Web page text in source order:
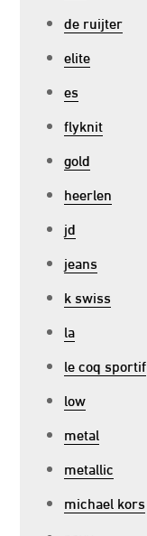
de ruijter
elite
es
flyknit
gold
heerlen
jd
jeans
k swiss
la
le coq sportif
low
metal
metallic
michael kors